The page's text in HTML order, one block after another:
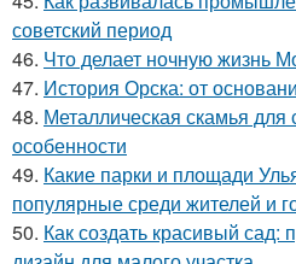
советский период
46. Что делает ночную жизнь
47. История Орска: от
48. Металлическая скамья
особенности
49. Какие парки и площади
популярные среди жителей и
50. Как создать красивый